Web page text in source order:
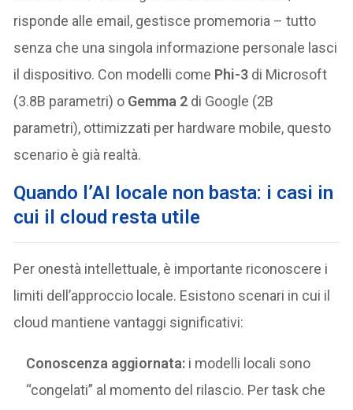
risponde alle email, gestisce promemoria – tutto
senza che una singola informazione personale lasci
il dispositivo. Con modelli come Phi-3 di Microsoft
(3.8B parametri) o Gemma 2 di Google (2B
parametri), ottimizzati per hardware mobile, questo
scenario è già realtà.
Quando l’AI locale non basta: i casi in
cui il cloud resta utile
Per onestà intellettuale, è importante riconoscere i
limiti dell’approccio locale. Esistono scenari in cui il
cloud mantiene vantaggi significativi:
Conoscenza aggiornata: i modelli locali sono
“congelati” al momento del rilascio. Per task che